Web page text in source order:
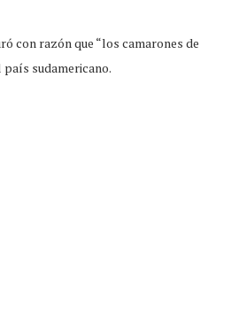
con razón que “los camarones de
sudamericano.